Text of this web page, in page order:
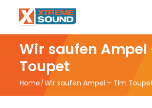
Wir saufen Ampel
Toupet
Home Wir saufen Ampel – Tim